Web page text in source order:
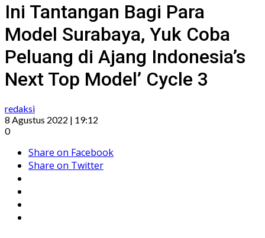
Ini Tantangan Bagi Para
Model Surabaya, Yuk Coba
Peluang di Ajang Indonesia’s
Next Top Model’ Cycle 3
redaksi
8 Agustus 2022 | 19:12
0
Share on Facebook
Share on Twitter